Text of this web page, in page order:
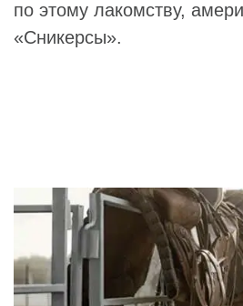
по этому лакомству,
«Сникерсы».